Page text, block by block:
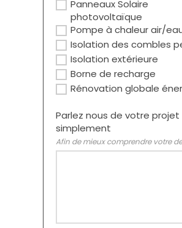
Panneaux Solaire
photovoltaïque
Pompe à chaleur air/
Isolation des combles
Isolation extérieure
Borne de recharge
Rénovation globale
Parlez nous de votre
simplement
Afin de mieux comprendre votre